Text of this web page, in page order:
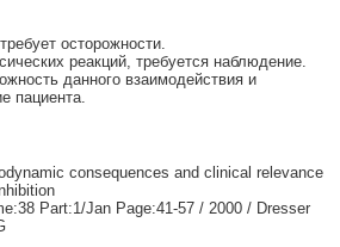
осторожности.
реакций, требуется наблюдение.
данного взаимодействия и
пациента.
consequences and clinical relevance
Part:1/Jan Page:41-57 / 2000 / Dresser